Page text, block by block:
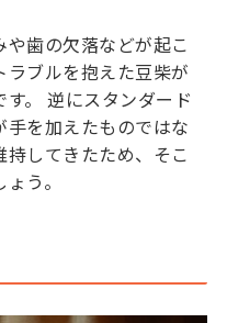
歯の欠落などが起こ
ラブルを抱えた豆柴が
。 逆にスタンダード
を加えたものではな
してきたため、そこ
う。